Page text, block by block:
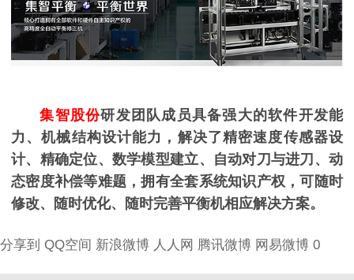
集智股份研发团队成员具备强大的软件开发能
力、机械结构设计能力，解决了精密速度传感器设
计、精确定位、数学模型建立、自动对刀与进刀、动
态密度补偿等难题，拥有全套系统知识产权，可随时
修改、随时优化、随时完善平衡机相应解决方案。
分享到 QQ空间 新浪微博 人人网 腾讯微博 网易微博 0